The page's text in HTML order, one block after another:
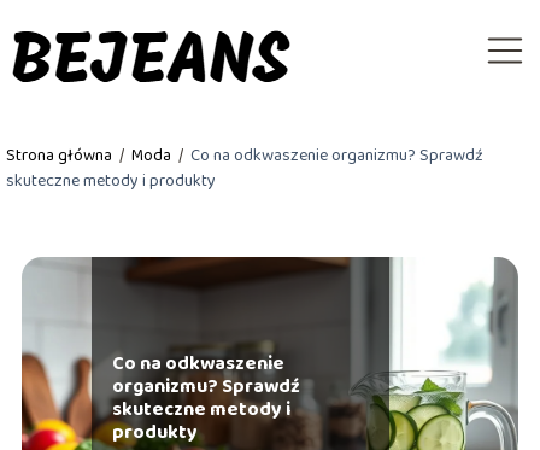
Strona główna / Moda / Co na odkwaszenie organizmu? Sprawdź
skuteczne metody i produkty
Co na odkwaszenie
organizmu? Sprawdź
skuteczne metody i
produkty